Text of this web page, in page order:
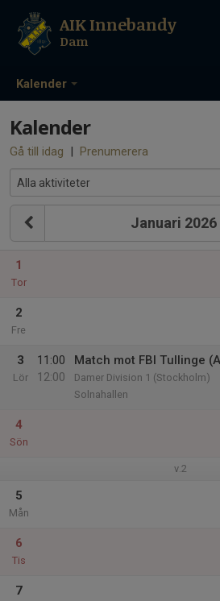
Kalender
AIK Innebandy
Dam
Kalender
Gå till idag | Prenumerera
Januari 2026
1
Tor
2
Fre
3
Lör
11:00
12:00
Match mot FBI Tullinge
Damer Division 1 (Stockholm)
Solnahallen
4
Sön
v.2
5
Mån
6
Tis
7